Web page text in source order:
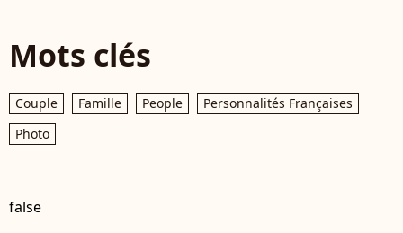
Mots clés
Couple Famille People
Personnalités Françaises
Photo
false